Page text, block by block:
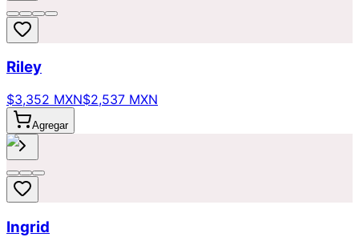
Riley
$3,352 MXN$2,537 MXN
Agregar
Ingrid